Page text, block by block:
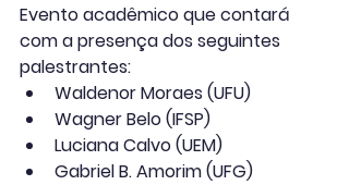
Evento acadêmico que contará
com a presença dos seguintes
palestrantes:
Waldenor Moraes (UFU)
Wagner Belo (IFSP)
Luciana Calvo (UEM)
Gabriel B. Amorim (UFG)